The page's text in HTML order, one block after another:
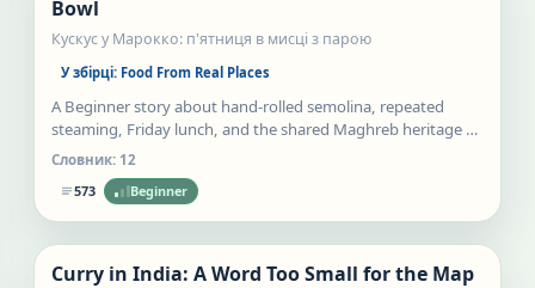
Bowl
Кускус у Марокко: п'ятниця в мисці з парою
У збірці: Food From Real Places
A Beginner story about hand-rolled semolina, repeated
steaming, Friday lunch, and the shared Maghreb heritage of
couscous.
Словник: 12
573
Beginner
Статті
Нове
Curry in India: A Word Too Small for the Map